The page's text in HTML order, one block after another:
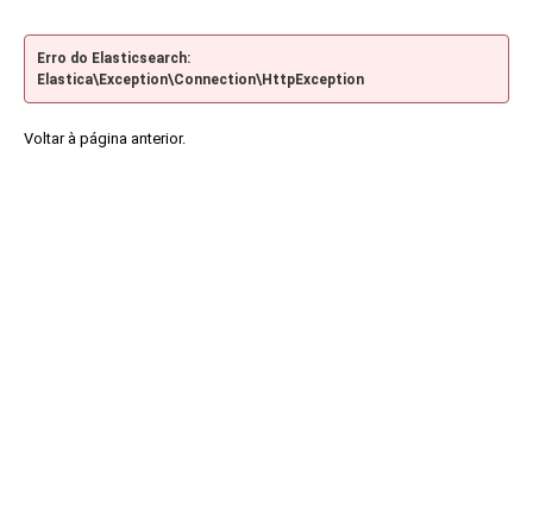
Erro do Elasticsearch:
Elastica\Exception\Connection\HttpException
Voltar à página anterior.